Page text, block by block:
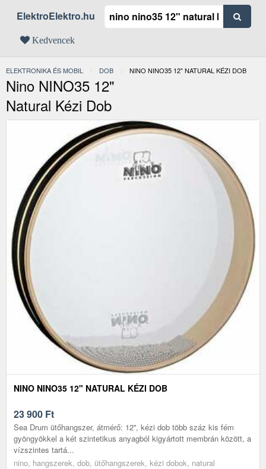
ElektroElektro.hu
Kedvencek
ELEKTRONIKA ÉS MOBIL DOB JELENLEGI:
NINO NINO35 12" NATURAL KÉZI DOB
Nino NINO35 12"
Natural Kézi Dob
NINO NINO35 12" NATURAL KÉZI DOB
23 900 Ft
Sea Drum ütőhangszer, átmérő: 12'', kézi dob több száz kis fém
gyöngyökkel a két szintetikus anyagból kigyártott membrán között, a
vízszintes tartá...
nino, hangszerek, dob, ütőhangszerek, kézi dobok, natural